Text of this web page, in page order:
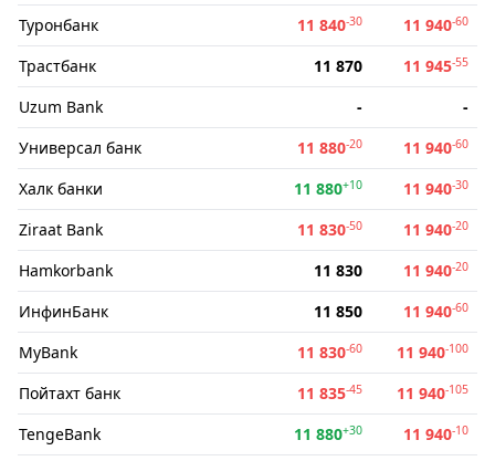
Туронбанк 11 840-30 11 940-60
Трастбанк 11 870 11 945-55
Uzum Bank -
-
Универсал банк
11 880-20 11 940-60
Халк банки 11 880+10 11 940-30
Ziraat Bank 11 830-50 11 940-20
Hamkorbank 11 830 11 940-20
ИнфинБанк 11 850 11 940-60
MyBank 11 830-60 11 940-100
Пойтахт банк 11 835-45 11 940-105
TengeBank 11 880+30 11 940-10